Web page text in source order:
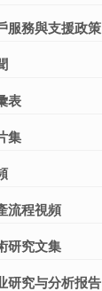
服務與支援政策
表
集
流程視頻
研究文集
研究与分析报告